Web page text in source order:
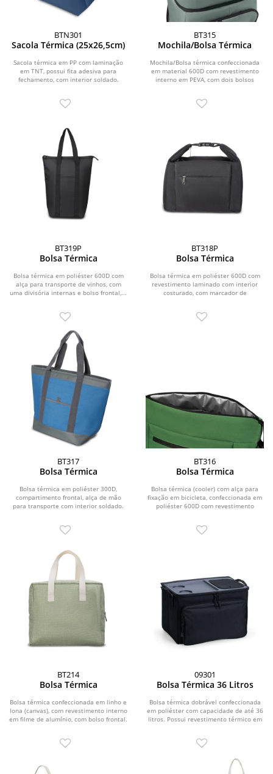
BTN301
Sacola Térmica (25x26,5cm)
Sacola térmica em PP com laminação
em TNT, possui fita adesiva para
fechamento, com interior soldado.
BT315
Mochila/Bolsa Térmica
Mochila/Bolsa térmica confeccionada
em material 600D com revestimento
interno em PEVA, com dois bolsos
BT319P
Bolsa Térmica
Bolsa térmica em poliéster 600D com
alça para transporte de vinhos, com
uma divisória internas e bolso frontal,...
BT318P
Bolsa Térmica
Bolsa térmica em poliéster 600D com
revestimento laminado com interior
costurado, com marcador de
BT317
Bolsa Térmica
Bolsa térmica em poliéster 300D,
compartimento frontal, alça de mão
para transporte com interior soldado.
BT316
Bolsa Térmica
Bolsa térmica (cooler) com alça para
fixação em bicicleta, confeccionada em
poliéster 600D com revestimento
BT214
Bolsa Térmica
Bolsa térmica confeccionada em linho e
lona (canvas), com revestimento interno
em filme de alumínio, com bolso frontal.
09301
Bolsa Térmica 36 Litros
Bolsa térmica dobrável confeccionada
em poliéster com capacidade de até 36
litros. Possui revestimento térmico em